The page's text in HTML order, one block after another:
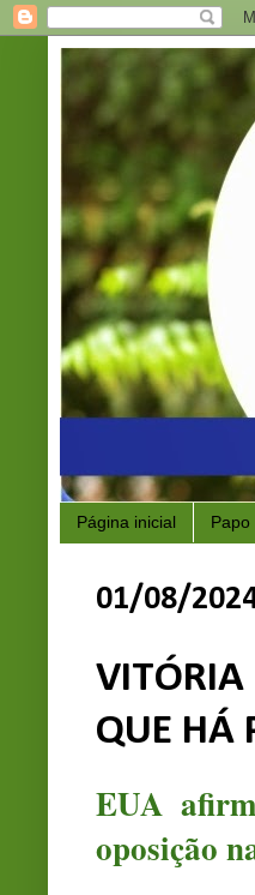
Página inicial Papo
01/08/
VITÓRIA
QUE HÁ
EUA
oposição